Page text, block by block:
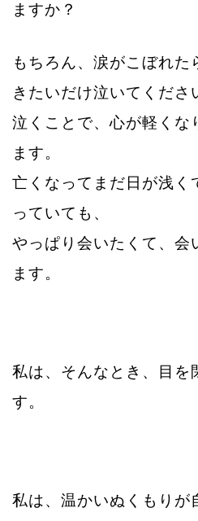
ますか？
もちろん、涙がこぼれた
きたいだけ泣いてくださ
泣くことで、心が軽くな
ます。
亡くなってまだ日が浅く
っていても、
やっぱり会いたくて、会
ます。
私は、そんなとき、目を
す。
私は、温かいぬくもりが